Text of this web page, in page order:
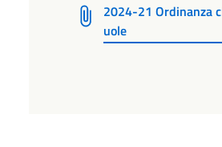
2024-21 Ordinanza
uole